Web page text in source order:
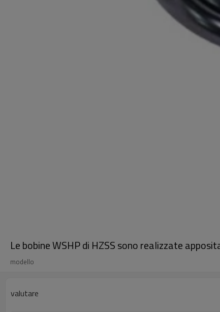
Le bobine WSHP di HZSS sono realizzate
modello
valutare